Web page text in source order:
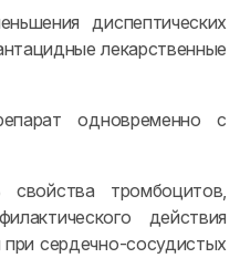
диспептических
лекарственные
одновременно с
тромбоцитов,
действия
сердечно-сосудистых